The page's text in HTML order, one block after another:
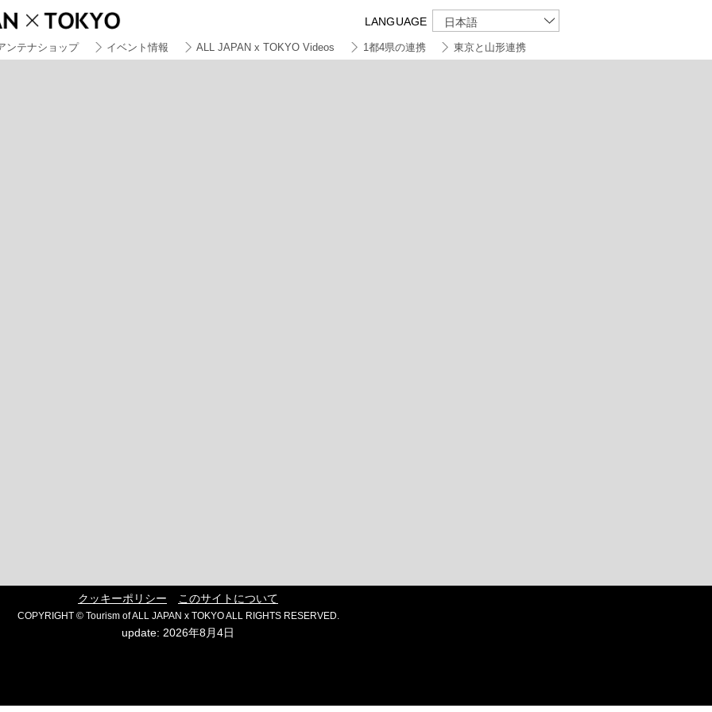
LANGUAGE 日本語
ンテナショップ イベント情報 ALL JAPAN x TOKYO Videos 1都4県の連携 東京と山形連携
クッキーポリシー このサイトについて
COPYRIGHT © Tourism of ALL JAPAN x TOKYO ALL RIGHTS RESERVED.
update: 2026年8月4日